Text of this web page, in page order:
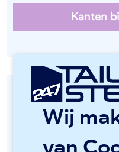
Wij
van
Kanten